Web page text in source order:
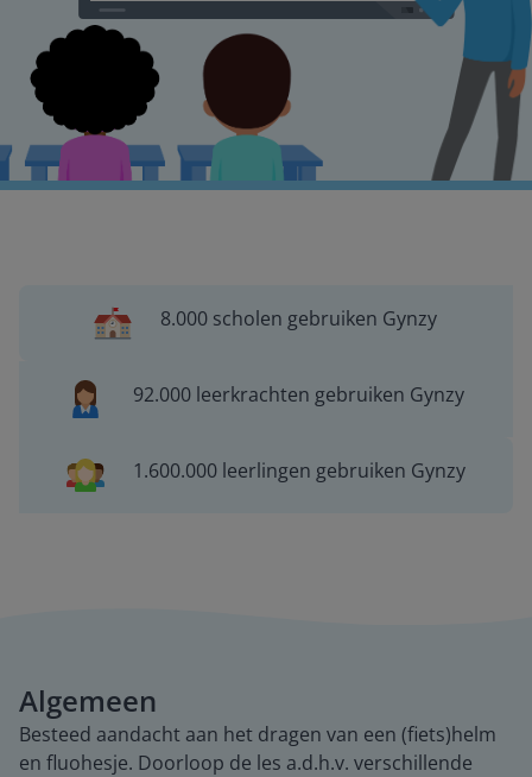
8.000 scholen gebruiken Gynzy
92.000 leerkrachten gebruiken Gynzy
1.600.000 leerlingen gebruiken Gynzy
Algemeen
Besteed aandacht aan het dragen van een (fiets)helm
en fluohesje. Doorloop de les a.d.h.v. verschillende